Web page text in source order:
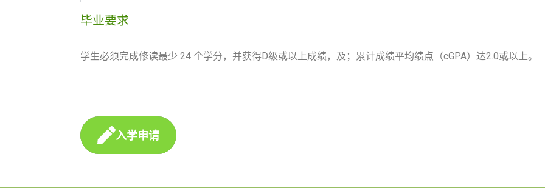
毕业要求
学生必须完成修读最少 24 个学分，并获得D级或以上成绩，及；累计成绩平均绩点（cGPA）达2.0或以上。
入学申请